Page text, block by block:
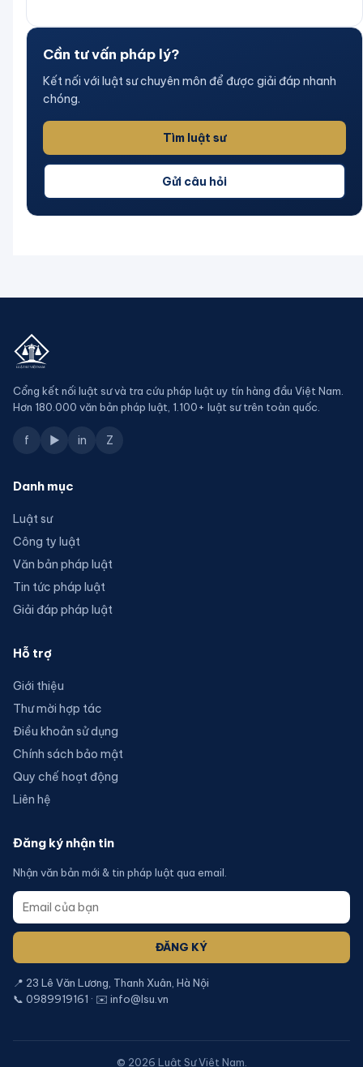
Cần tư vấn pháp lý?
Kết nối với luật sư chuyên môn để được giải đáp nhanh
chóng.
Tìm luật sư
Gửi câu hỏi
Cổng kết nối luật sư và tra cứu pháp luật uy tín hàng đầu Việt Nam.
Hơn 180.000 văn bản pháp luật, 1.100+ luật sư trên toàn quốc.
f ▶ in Z
Danh mục
Luật sư
Công ty luật
Văn bản pháp luật
Tin tức pháp luật
Giải đáp pháp luật
Hỗ trợ
Giới thiệu
Thư mời hợp tác
Điều khoản sử dụng
Chính sách bảo mật
Quy chế hoạt động
Liên hệ
Đăng ký nhận tin
Nhận văn bản mới & tin pháp luật qua email.
ĐĂNG KÝ
📍 23 Lê Văn Lương, Thanh Xuân, Hà Nội
📞 0989919161 · ✉️ info@lsu.vn
© 2026 Luật Sư Việt Nam.